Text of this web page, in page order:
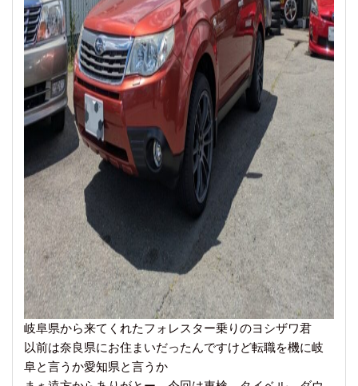
岐阜県から来てくれたフォレスター乗りのヨシザワ君
以前は奈良県にお住まいだったんですけど転職を機に岐
阜と言うか愛知県と言うか